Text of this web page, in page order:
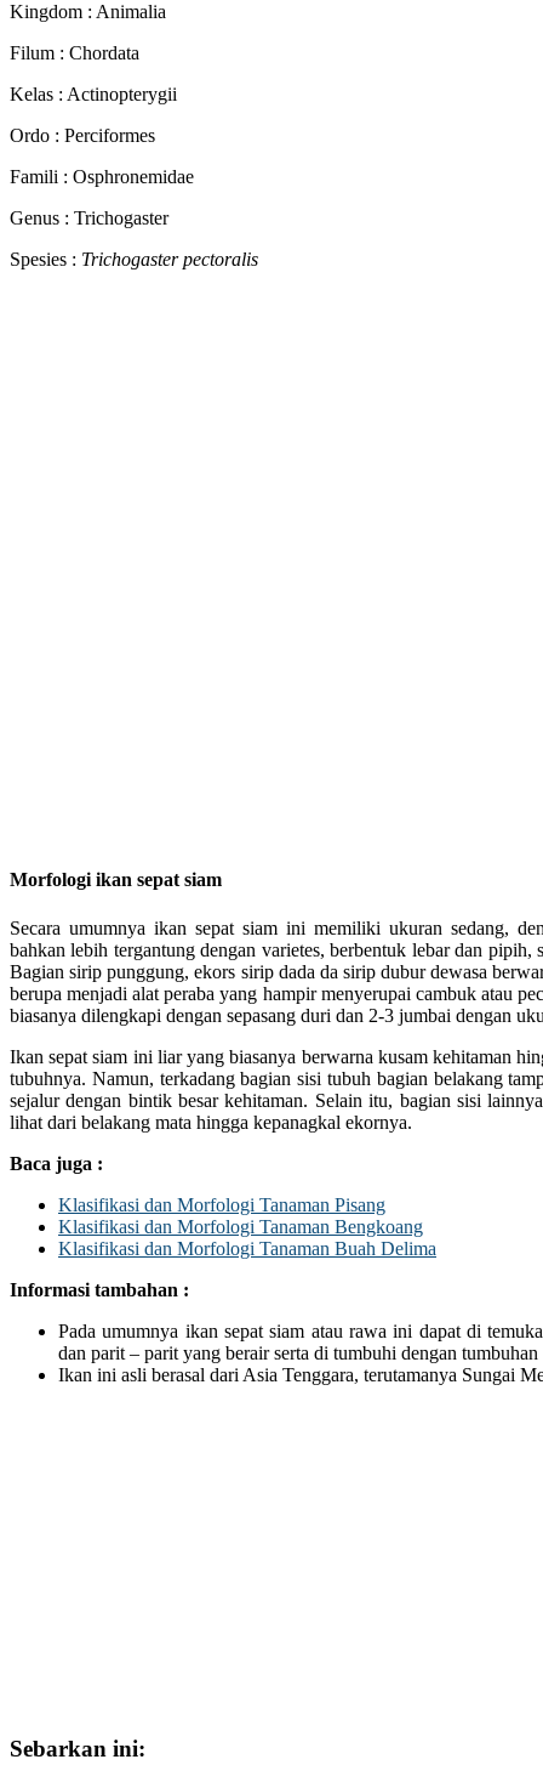
Kingdom : Animalia
Filum : Chordata
Kelas : Actinopterygii
Ordo : Perciformes
Famili : Osphronemidae
Genus : Trichogaster
Spesies : Trichogaster pectoralis
Morfologi ikan sepat siam
Secara umumnya ikan sepat siam ini memiliki ukuran sedang,
bahkan lebih tergantung dengan varietes, berbentuk lebar dan
Bagian sirip punggung, ekors sirip dada da sirip dubur dewasa
berupa menjadi alat peraba yang hampir menyerupai cambuk atau
biasanya dilengkapi dengan sepasang duri dan 2-3 jumbai dengan
Ikan sepat siam ini liar yang biasanya berwarna kusam kehitaman
tubuhnya. Namun, terkadang bagian sisi tubuh bagian belakang
sejalur dengan bintik besar kehitaman. Selain itu, bagian sisi
lihat dari belakang mata hingga kepanagkal ekornya.
Baca juga :
Klasifikasi dan Morfologi Tanaman Pisang
Klasifikasi dan Morfologi Tanaman Bengkoang
Klasifikasi dan Morfologi Tanaman Buah Delima
Informasi tambahan :
Pada umumnya ikan sepat siam atau rawa ini dapat di
dan parit – parit yang berair serta di tumbuhi dengan tumbuhan
Ikan ini asli berasal dari Asia Tenggara, terutamanya Sungai
Sebarkan ini: